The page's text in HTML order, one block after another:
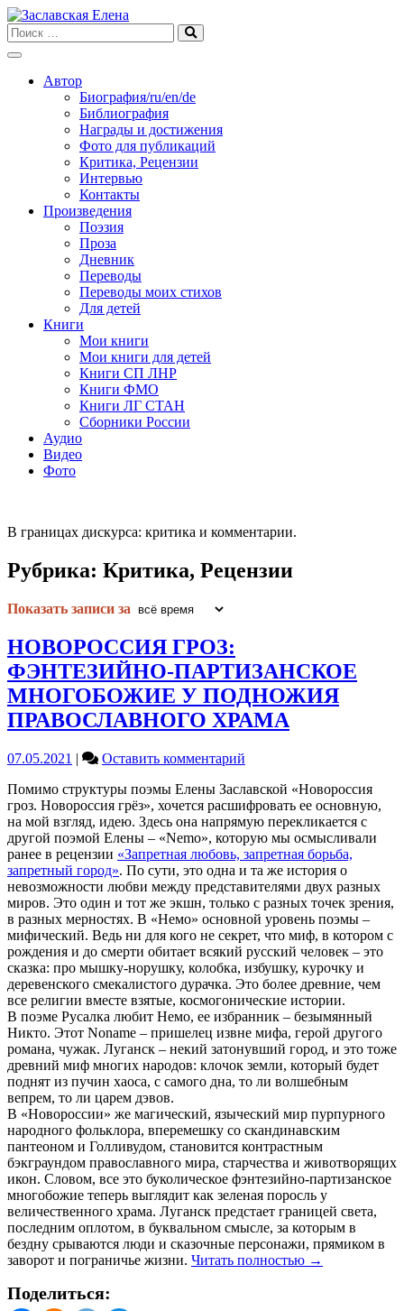
Skip
to
content
Автор
Биография/ru/en/de
Библиография
Награды и достижения
Фото для публикаций
Критика, Рецензии
Интервью
Контакты
Произведения
Поэзия
Проза
Дневник
Переводы
Переводы моих стихов
Для детей
Книги
Мои книги
Мои книги для детей
Книги СП ЛНР
Книги ФМО
Книги ЛГ СТАН
Сборники России
Аудио
Видео
Фото
В границах дискурса: критика и комментарии.
Рубрика: Критика, Рецензии
Показать записи за
НОВОРОССИЯ ГРОЗ:
ФЭНТЕЗИЙНО-ПАРТИЗАНСКОЕ
МНОГОБОЖИЕ У ПОДНОЖИЯ
ПРАВОСЛАВНОГО ХРАМА
07.05.2021 | Оставить комментарий
ГРОЗ:
ФЭНТЕЗИЙНО-
ПАРТИЗАНСКОЕ
МНОГОБОЖИЕ
У
ПОДНОЖИЯ
ПРАВОСЛАВНОГО
ХРАМА
Помимо структуры поэмы Елены Заславской «Новороссия
гроз. Новороссия грёз», хочется расшифровать ее основную,
на мой взгляд, идею. Здесь она напрямую перекликается с
другой поэмой Елены – «Nemo», которую мы осмысливали
ранее в рецензии «Запретная любовь, запретная борьба,
запретный город». По сути, это одна и та же история о
невозможности любви между представителями двух разных
миров. Это один и тот же экшн, только с разных точек зрения,
в разных мерностях. В «Немо» основной уровень поэмы –
мифический. Ведь ни для кого не секрет, что миф, в котором с
рождения и до смерти обитает всякий русский человек – это
сказка: про мышку-норушку, колобка, избушку, курочку и
деревенского смекалистого дурачка. Это более древние, чем
все религии вместе взятые, космогонические истории.
В поэме Русалка любит Немо, ее избранник – безымянный
Никто. Этот Noname – пришелец извне мифа, герой другого
романа, чужак. Луганск – некий затонувший город, и это тоже
древний миф многих народов: клочок земли, который будет
поднят из пучин хаоса, с самого дна, то ли волшебным
вепрем, то ли царем дэвов.
В «Новороссии» же магический, языческий мир пурпурного
народного фольклора, вперемешку со скандинавским
пантеоном и Голливудом, становится контрастным
бэкграундом православного мира, старчества и животворящих
икон. Словом, все это буколическое фэнтезийно-партизанское
многобожие теперь выглядит как зеленая поросль у
величественного храма. Луганск предстает границей света,
последним оплотом, в буквальном смысле, за которым в
бездну срываются люди и сказочные персонажи, прямиком в
заворот и пограничье жизни. Читать полностью →
Поделиться: